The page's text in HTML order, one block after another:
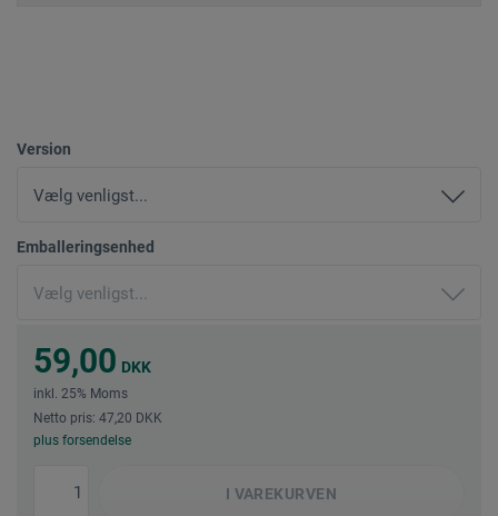
Version
Emballeringsenhed
59,00 DKK
inkl. 25% Moms
Netto pris: 47,20 DKK
plus forsendelse
I VAREKURVEN